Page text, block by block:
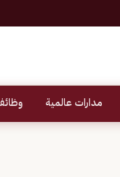
مدارات عالمية